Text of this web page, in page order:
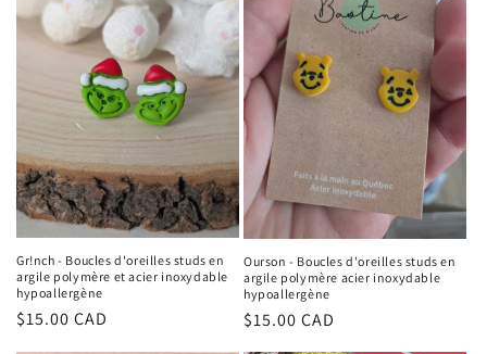
Gr!nch - Boucles d'oreilles studs en
argile polymère et acier inoxydable
hypoallergène
Regular
$15.00 CAD
Ourson - Boucles d'oreilles studs en
argile polymère acier inoxydable
hypoallergène
Regular
$15.00 CAD